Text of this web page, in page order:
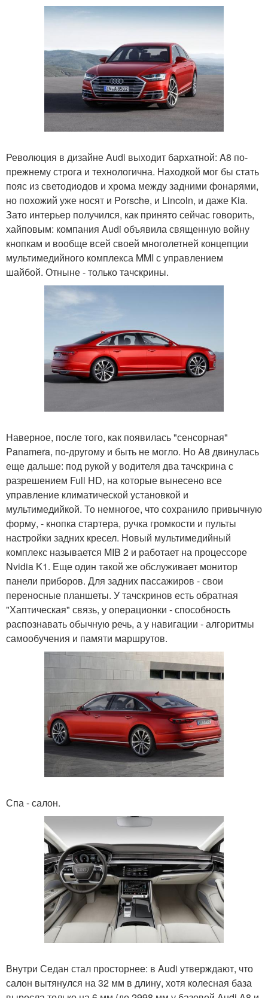
Революция в дизайне Audi выходит бархатной: A8 по-
прежнему строга и технологична. Находкой мог бы стать
пояс из светодиодов и хрома между задними фонарями,
но похожий уже носят и Porsche, и Lincoln, и даже Kia.
Зато интерьер получился, как принято сейчас говорить,
хайповым: компания Audi объявила священную войну
кнопкам и вообще всей своей многолетней концепции
мультимедийного комплекса MMI с управлением
шайбой. Отныне - только тачскрины.
Наверное, после того, как появилась "сенсорная"
Panamera, по-другому и быть не могло. Но A8 двинулась
еще дальше: под рукой у водителя два тачскрина с
разрешением Full HD, на которые вынесено все
управление климатической установкой и
мультимедийкой. То немногое, что сохранило привычную
форму, - кнопка стартера, ручка громкости и пульты
настройки задних кресел. Новый мультимедийный
комплекс называется MIB 2 и работает на процессоре
Nvidia K1. Еще один такой же обслуживает монитор
панели приборов. Для задних пассажиров - свои
переносные планшеты. У тачскринов есть обратная
"Хаптическая" связь, у операционки - способность
распознавать обычную речь, а у навигации - алгоритмы
самообучения и памяти маршрутов.
Спа - салон.
Внутри Седан стал просторнее: в Audi утверждают, что
салон вытянулся на 32 мм в длину, хотя колесная база